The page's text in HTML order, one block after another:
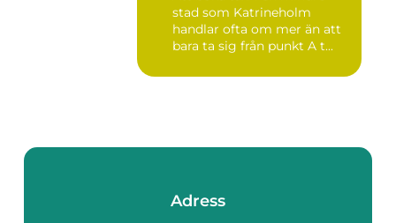
stad som Katrineholm
handlar ofta om mer än att
bara ta sig från punkt A t...
Adress